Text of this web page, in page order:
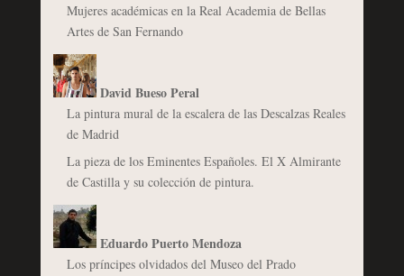
Mujeres académicas en la Real Academia de Bellas
Artes de San Fernando
David Bueso Peral
La pintura mural de la escalera de las Descalzas Reales
de Madrid
La pieza de los Eminentes Españoles. El X Almirante
de Castilla y su colección de pintura.
Eduardo Puerto Mendoza
Los príncipes olvidados del Museo del Prado